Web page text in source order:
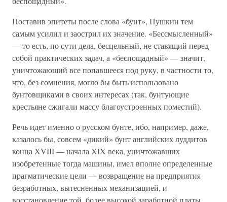
Поставив эпитеты после слова «бунт», Пушкин тем
самым усилил и заострил их значение. «Бессмысленный»
— то есть, по сути дела, бесцельный, не ставящий перед
собой практических задач, а «беспощадный» — значит,
уничтожающий все попавшееся под руку, в частности то,
что, без сомнения, могло бы быть использовано
бунтовщиками в своих интересах (так, бунтующие
крестьяне сжигали массу благоустроенных поместий).
Речь идет именно о русском бунте, ибо, например, даже,
казалось бы, совсем «дикий» бунт английских луддитов
конца XVIII — начала XIX века, уничтожавших
изобретенные тогда машины, имел вполне определенные
прагматические цели — возвращение на предприятия
безработных, вытесненных механизацией, и
восстановление той, более высокой заработной платы,